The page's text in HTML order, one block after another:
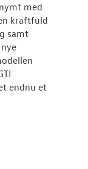
med
kraftfuld
samt
endnu et